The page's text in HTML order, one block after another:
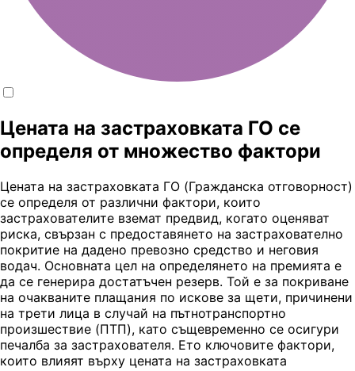
Цената на застраховката ГО се
определя от множество фактори
Цената на застраховката ГО (Гражданска отговорност)
се определя от различни фактори, които
застрахователите вземат предвид, когато оценяват
риска, свързан с предоставянето на застрахователно
покритие на дадено превозно средство и неговия
водач. Основната цел на определянето на премията е
да се генерира достатъчен резерв. Той е за покриване
на очакваните плащания по искове за щети, причинени
на трети лица в случай на пътнотранспортно
произшествие (ПТП), като същевременно се осигури
печалба за застрахователя. Ето ключовите фактори,
които влияят върху цената на застраховката